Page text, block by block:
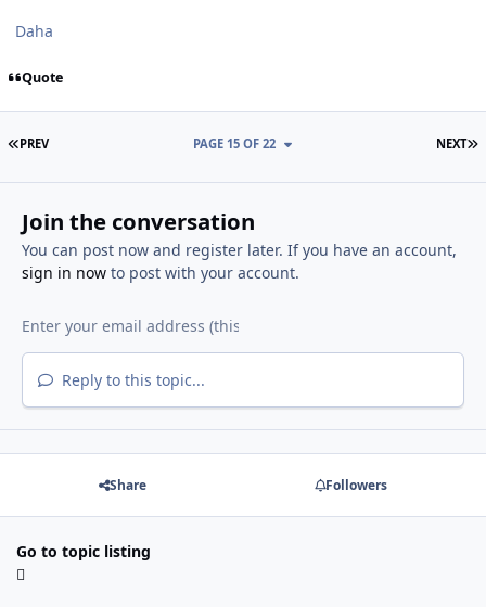
Daha
Quote
FIRST PAGE
PREV NEXT
PAGE 15 OF 22
Join the conversation
You can post now and register later. If you have an account,
sign in nowto post with your account.
Reply to this topic...
Share Followers
Go to topic listing